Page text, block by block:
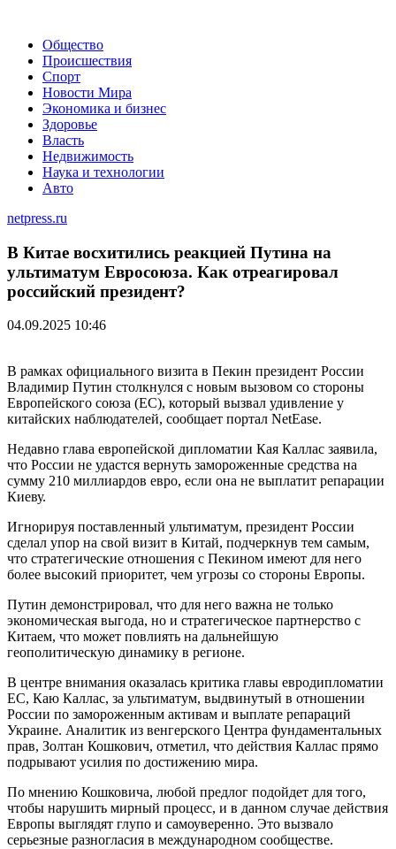
Общество
Происшествия
Спорт
Новости Мира
Экономика и бизнес
Здоровье
Власть
Недвижимость
Наука и технологии
Авто
netpress.ru
В Китае восхитились реакцией Путина на
ультиматум Евросоюза. Как отреагировал
российский президент?
04.09.2025 10:46
В рамках официального визита в Пекин президент России
Владимир Путин столкнулся с новым вызовом со стороны
Европейского союза (ЕС), который вызвал удивление у
китайских наблюдателей, сообщает портал NetEase.
Недавно глава европейской дипломатии Кая Каллас заявила,
что России не удастся вернуть замороженные средства на
сумму 210 миллиардов евро, если она не выплатит репарации
Киеву.
Игнорируя поставленный ультиматум, президент России
сделал упор на свой визит в Китай, подчеркнув тем самым,
что стратегические отношения с Пекином имеют для него
более высокий приоритет, чем угрозы со стороны Европы.
Путин демонстрировал, что для него важна не только
экономическая выгода, но и стратегическое партнерство с
Китаем, что может повлиять на дальнейшую
геополитическую динамику в регионе.
В центре внимания оказалась критика главы евродипломатии
ЕС, Каю Каллас, за ультиматум, выдвинутый в отношении
России по замороженным активам и выплате репараций
Украине. Аналитик из венгерского Центра фундаментальных
прав, Золтан Кошкович, отметил, что действия Каллас прямо
подрывают усилия по достижению мира.
По мнению Кошковича, любой предлог подойдет для того,
чтобы нарушить мирный процесс, и в данном случае действия
Европы выглядят глупо и самоуверенно. Это вызвало
серьезные разногласия в международном сообществе.